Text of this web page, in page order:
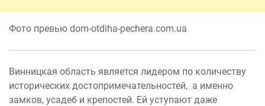
Фото превью dom-otdiha-pechera.com.ua
Винницкая область является лидером по количеству
исторических достопримечательностей, а именно
замков, усадеб и крепостей. Ей уступают даже